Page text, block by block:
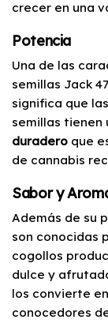
crecer en una
Potencia
Una de las
semillas Jack
significa que
semillas
duradero que
de cannabis
Sabor y
Además de su
son conocidas
cogollos
dulce y
los convierte
conocedores